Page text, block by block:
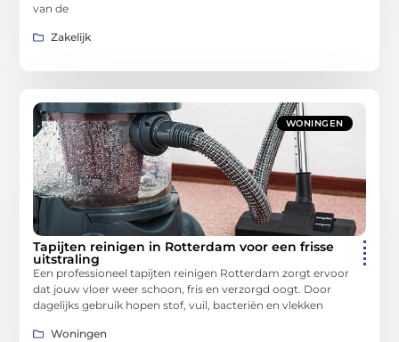
van de
Zakelijk
WONINGEN
Tapijten reinigen in Rotterdam voor een frisse
uitstraling
Een professioneel tapijten reinigen Rotterdam zorgt ervoor
dat jouw vloer weer schoon, fris en verzorgd oogt. Door
dagelijks gebruik hopen stof, vuil, bacteriën en vlekken
Woningen